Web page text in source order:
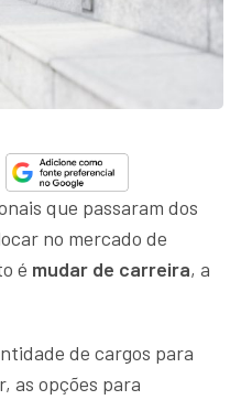
que passaram dos
no mercado de
é mudar de carreira, a
de cargos para
as opções para